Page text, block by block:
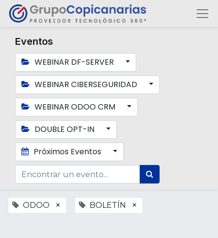
Eventos
WEBINAR DF-SERVER
WEBINAR CIBERSEGURIDAD
WEBINAR ODOO CRM
DOUBLE OPT-IN
Próximos Eventos
ODOO × BOLETÍN ×